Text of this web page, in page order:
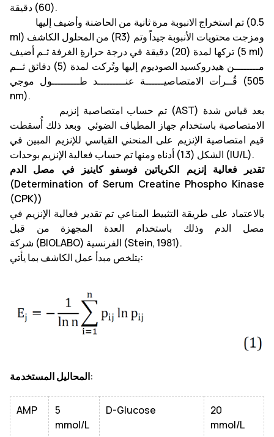
(60) دقيقة.
ml) من المحلول الكاشف (R3) ومزجت محتويات الأنبوبة جيداً وتم
تركها لمدة (20) دقيقة في درجة حرارةِ الغرفة ثـم أضيف (5 ml)
مــــــــن هيدروكسيد الصوديوم إليها وتُركت لمدة (5) دقائق ثــم
قُــرأت الامتصاصيــــــة عنـــــــــد طـــــــــول موجي (505
nm).
الامتصاصية باستخدام جهاز المطياف الضوئي وبعد ذلك أُسقطت
قيم امتصاصية الإنزيم على المنحني القياسي للإنزيم المبين في
الشكل (1.3) أدناه ومنها تم حساب فعالية الإنزيم بوحدات (IU/L).
تقدير فعالية إنزيم الكرياتين فوسفو كاينيز في مصل الدم
(Determination of Serum Creatine Phospho Kinase
(CPK))
بالاعتماد على طريقة التثبيط المناعي تم تقدير فعالية الإنزيم في
مصل الدم وذلك باستخدام العدة المجهزة من قبل
(BIOLABO) (Stein, 1981).
يتلخص مبدأ عمل الكاشف بما يأتي:
المحاليل المستخدمة:
AMP
5
mmol/L
D-Glucose
20
mmol/L